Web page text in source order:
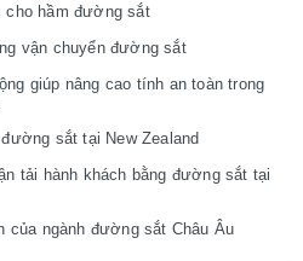
cho hầm đường sắt
vận chuyển đường sắt
giúp nâng cao tính an toàn trong
sắt tại New Zealand
tải hành khách bằng đường sắt tại
của ngành đường sắt Châu Âu